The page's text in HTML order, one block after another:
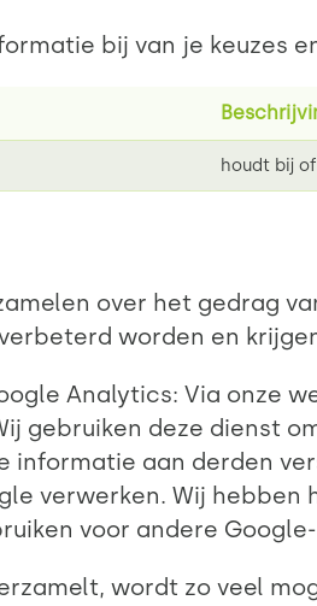
bij van je keuzes
houdt bij
over het gedrag
worden en
Analytics: Via onze
gebruiken deze dienst
informatie aan derden
verwerken. Wij
voor andere
wordt zo veel